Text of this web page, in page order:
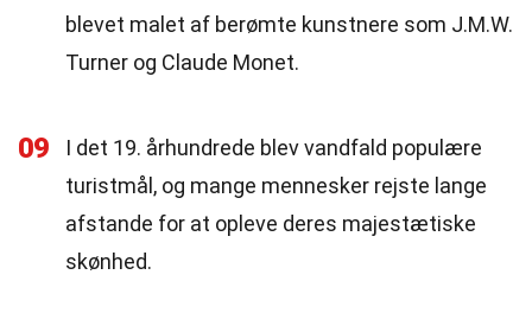
blevet malet af berømte kunstnere som J.M.W.
Turner og Claude Monet.
09
I det 19. århundrede blev vandfald populære
turistmål, og mange mennesker rejste lange
afstande for at opleve deres majestætiske
skønhed.